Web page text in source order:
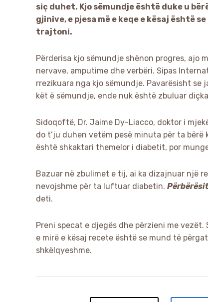
siç duhet. Kjo sëmundje është duke u
gjinive, e pjesa më e keqe e kësaj është
trajtoni.
Përderisa kjo sëmundje shënon progres,
nervave, amputime dhe verbëri. Sipas
rrezikuara nga kjo sëmundje. Pavarësisht
kët ë sëmundje, ende nuk është zbuluar
Sidoqoftë, Dr. Jaime Dy-Liacco, doktor i
do t’ju duhen vetëm pesë minuta për ta
është shkaktari themelor i diabetit, por
Bazuar në zbulimet e tij, ai ka dizajnuar një
nevojshme për ta luftuar diabetin.
deti.
Preni specat e djegës dhe përzieni me
e mirë e kësaj recete është se mund të
shkëlqyeshme.